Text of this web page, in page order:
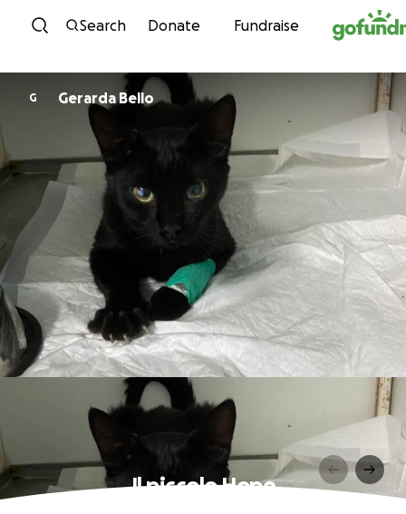
Skip to content
Search Donate Fundraise
G Gerarda Bello
Il piccolo Hope